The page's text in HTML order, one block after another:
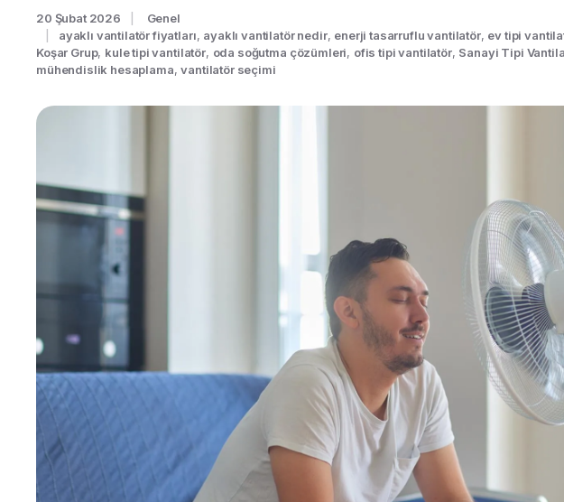
20 Şubat 2026
Genel
ayaklı vantilatör fiyatları, ayaklı vantilatör nedir, enerji tasarruflu vantilatör, ev tipi
Koşar Grup, kule tipi vantilatör, oda soğutma çözümleri, ofis tipi vantilatör, Sanayi Tipi
mühendislik hesaplama,vantilatör seçimi